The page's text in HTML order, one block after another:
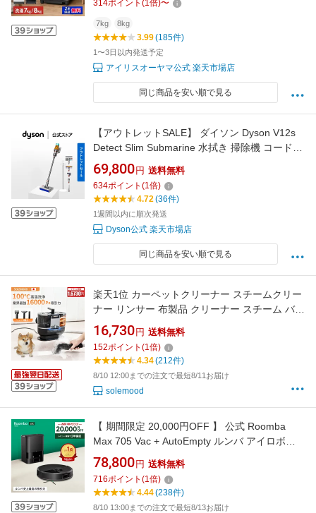
き 部屋干しコース 予約タイマー チャイルドロ
ック 風乾燥 [安心延長保証対象]【HS】
314ポイント (1倍)〜
7kg 8kg
3.99(185件)
1〜3日以内発送予定
アイリスオーヤマ公式 楽天市場店
同じ商品を安い順で見る
【アウトレットSALE】 ダイソン Dyson V12s
Detect Slim Submarine 水拭き 掃除機 コードレ
ス掃除機 dyson SV46SU ダイソン公式 新品 ダ
イソン掃除機 水拭き掃除機 スティック掃除機
ハンディクリーナー 掃除機ダイソン
69,800 円 送料無料
634ポイント (1倍)
4.72(36件)
1週間以内に順次発送
Dyson公式 楽天市場店
同じ商品を安い順で見る
楽天1位 カーペットクリーナー スチームクリー
ナー リンサー 布製品 クリーナー スチーム バキ
ューム ソファ ベッド 染み抜き 掃除機 洗浄機
洗濯機 大掃除 絨毯 クリーニング スポット ラグ
水掃除 掃除機 DY506 新生活
16,730 円 送料無料
152ポイント (1倍)
4.34(212件)
8/10 12:00までの注文で最短8/11お届け
solemood
【 期間限定 20,000円OFF 】 公式 Roomba
Max 705 Vac + AutoEmpty ルンバ アイロボッ
ト ロボット掃除機 お掃除ロボット 掃除ロボッ
ト 自動ゴミ収集 強力吸引 高性能 マッピング 掃
除機 物体認識 iRobot roomba 日本 国内 正規品
メーカー保証 延長保証 送料無料
78,800 円 送料無料
716ポイント (1倍)
4.44(238件)
8/10 13:00までの注文で最短8/13お届け